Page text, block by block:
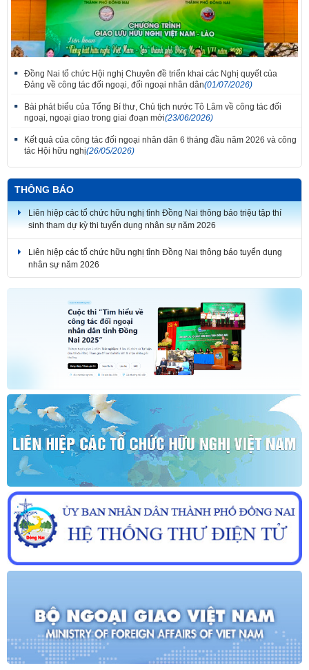
Đồng Nai tổ chức Hội nghị Chuyên đề triển khai các Nghị quyết của
Đảng về công tác đối ngoại, đối ngoại nhân dân(01/07/2026)
Bài phát biểu của Tổng Bí thư, Chủ tịch nước Tô Lâm về công tác đối
ngoại, ngoại giao trong giai đoạn mới(23/06/2026)
Kết quả của công tác đối ngoại nhân dân 6 tháng đầu năm 2026 và công
tác Hội hữu nghị(26/05/2026)
THÔNG BÁO
Liên hiệp các tổ chức hữu nghị tỉnh Đồng Nai thông báo triệu tập thí
sinh tham dự kỳ thi tuyển dụng nhân sự năm 2026
Liên hiệp các tổ chức hữu nghị tỉnh Đồng Nai thông báo tuyển dụng
nhân sự năm 2026
THÔNG BÁO KẾT QUẢ KỲ THI TUYỂN DỤNG NHÂN SỰ NĂM 2026